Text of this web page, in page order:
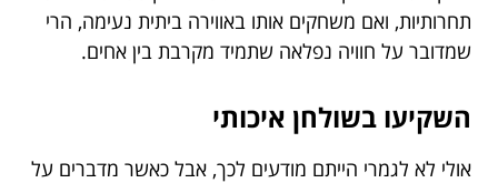
תחרותיות, ואם משחקים אותו באווירה ביתית נעימה, הרי
שמדובר על חוויה נפלאה שתמיד מקרבת בין אחים.
השקיעו בשולחן איכותי
אולי לא לגמרי הייתם מודעים לכך, אבל כאשר מדברים על